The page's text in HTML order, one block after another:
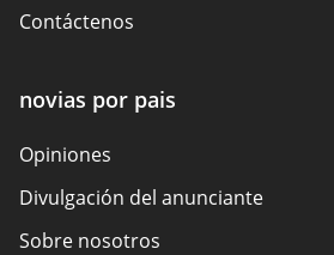
Contáctenos
novias por pais
Opiniones
Divulgación del anunciante
Sobre nosotros